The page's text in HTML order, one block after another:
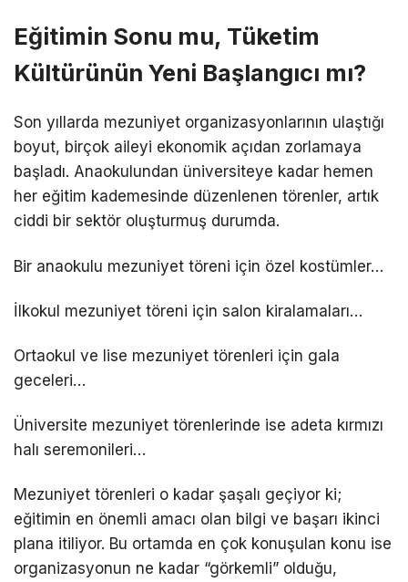
Eğitimin Sonu mu, Tüketim
Kültürünün Yeni Başlangıcı mı?
Son yıllarda mezuniyet organizasyonlarının ulaştığı
boyut, birçok aileyi ekonomik açıdan zorlamaya
başladı. Anaokulundan üniversiteye kadar hemen
her eğitim kademesinde düzenlenen törenler, artık
ciddi bir sektör oluşturmuş durumda.
Bir anaokulu mezuniyet töreni için özel kostümler…
İlkokul mezuniyet töreni için salon kiralamaları…
Ortaokul ve lise mezuniyet törenleri için gala
geceleri…
Üniversite mezuniyet törenlerinde ise adeta kırmızı
halı seremonileri…
Mezuniyet törenleri o kadar şaşalı geçiyor ki;
eğitimin en önemli amacı olan bilgi ve başarı ikinci
plana itiliyor. Bu ortamda en çok konuşulan konu ise
organizasyonun ne kadar “görkemli” olduğu,